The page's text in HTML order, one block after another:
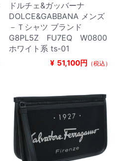
ドルチェ&ガッバーナ
DOLCE&GABBANA メンズ
－Ｔシャツ ブランド
G8PL5Z FU7EQ W0800
ホワイト系 ts-01
¥ 51,100円 （税込）